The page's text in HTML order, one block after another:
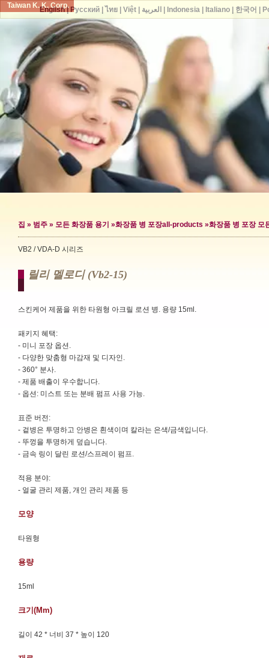
Taiwan K. K. Corp.
집 » 범주 » 모든 화장품 용기 »화장품 병 포장all-products »화장품 병 포장 모
VB2 / VDA-D 시리즈
릴리 멜로디 (vb2-15)
스킨케어 제품을 위한 타원형 아크릴 로션 병. 용량 15ml.
패키지 혜택:
- 미니 포장 옵션.
- 다양한 맞춤형 마감재 및 디자인.
- 360° 분사.
- 제품 배출이 우수합니다.
- 옵션: 미스트 또는 분배 펌프 사용 가능.
표준 버전:
- 겉병은 투명하고 안병은 흰색이며 칼라는 은색/금색입니다.
- 뚜껑을 투명하게 덮습니다.
- 금속 링이 달린 로션/스프레이 펌프.
적용 분야:
- 얼굴 관리 제품, 개인 관리 제품 등
모양
타원형
용량
15ml
크기(mm)
길이 42 * 너비 37 * 높이 120
English| Русский| ไทย| Việt| العربية Indonesia| Italiano| 한국어